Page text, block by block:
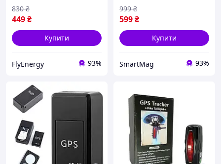
449₴
830 ₴
Купити
FlyEnergy 93%
599₴
999 ₴
Купити
SmartMag 93%